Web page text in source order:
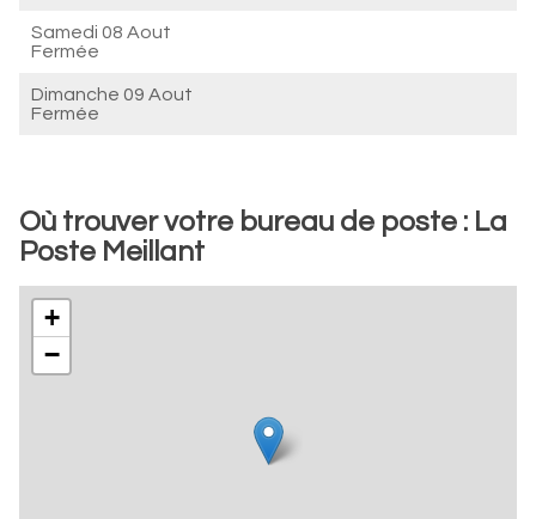
Samedi 08 Aout
Fermée
Dimanche 09 Aout
Fermée
Où trouver votre bureau de poste : La
Poste Meillant
+
−